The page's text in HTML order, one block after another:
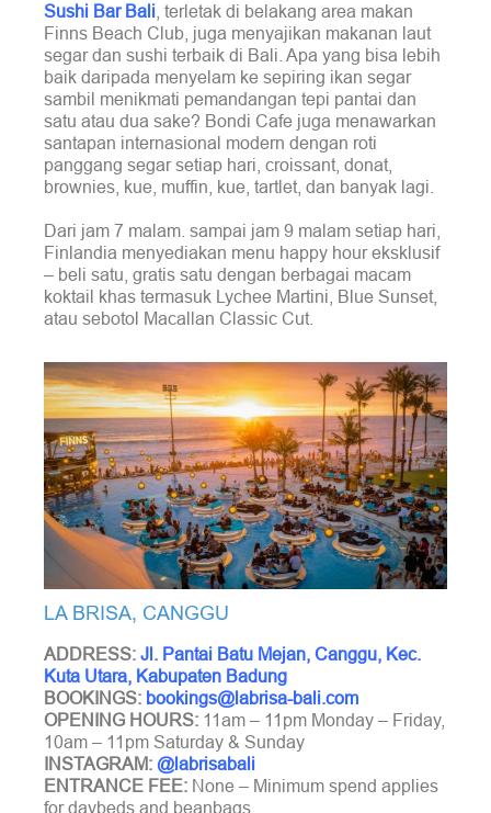
Sushi Bar Bali , terletak di belakang area makan
Finns Beach Club, juga menyajikan makanan laut
segar dan sushi terbaik di Bali. Apa yang bisa lebih
baik daripada menyelam ke sepiring ikan segar
sambil menikmati pemandangan tepi pantai dan
satu atau dua sake? Bondi Cafe juga menawarkan
santapan internasional modern dengan roti
panggang segar setiap hari, croissant, donat,
brownies, kue, muffin, kue, tartlet, dan banyak lagi.
Dari jam 7 malam. sampai jam 9 malam setiap hari,
Finlandia menyediakan menu happy hour eksklusif
– beli satu, gratis satu dengan berbagai macam
koktail khas termasuk Lychee Martini, Blue Sunset,
atau sebotol Macallan Classic Cut.
LA BRISA, CANGGU
ADDRESS: Jl. Pantai Batu Mejan, Canggu, Kec.
Kuta Utara, Kabupaten Badung
BOOKINGS: bookings@labrisa-bali.com
OPENING HOURS: 11am – 11pm Monday – Friday,
10am – 11pm Saturday & Sunday
INSTAGRAM: @labrisabali
ENTRANCE FEE: None – Minimum spend applies
for daybeds and beanbags